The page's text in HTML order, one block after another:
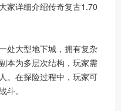
家详细介绍传奇复古1.70
处大型地下城，拥有复杂
本为多层次结构，玩家需
。在探险过程中，玩家可
斗。